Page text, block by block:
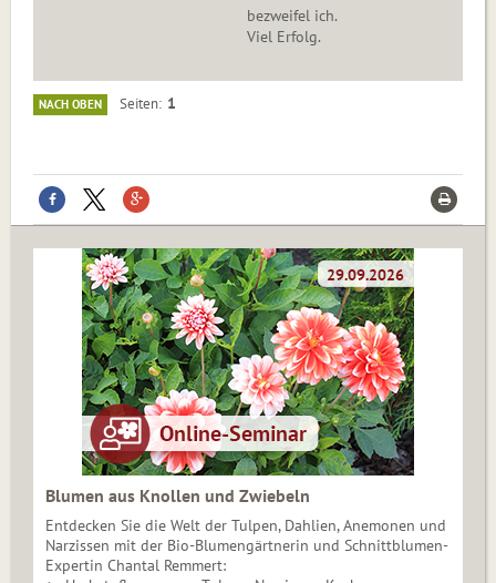
bezweifel ich.
Viel Erfolg.
NACH OBEN Seiten 1
Blumen aus Knollen und Zwiebeln
Entdecken Sie die Welt der Tulpen, Dahlien, Anemonen und
Narzissen mit der Bio-Blumengärtnerin und Schnittblumen-
Expertin Chantal Remmert: